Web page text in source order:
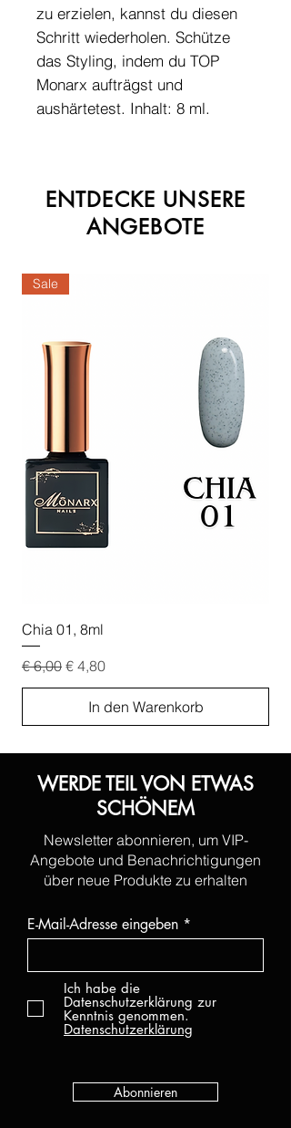
zu erzielen, kannst du diesen
Schritt wiederholen. Schütze
das Styling, indem du TOP
Monarx aufträgst und
aushärtetest. Inhalt: 8 ml.
ENTDECKE UNSERE
ANGEBOTE
Sale
Chia 01, 8ml
Standardpreis
€ 6,00 Sale-Preis
€ 4,80
In den Warenkorb
WERDE TEIL VON ETWAS
SCHÖNEM
Newsletter abonnieren, um VIP-
Angebote und Benachrichtigungen
über neue Produkte zu erhalten
E-Mail-Adresse eingeben
Ich habe die
Datenschutzerklärung zur
Kenntnis genommen.
Datenschutzerklärung
Abonnieren